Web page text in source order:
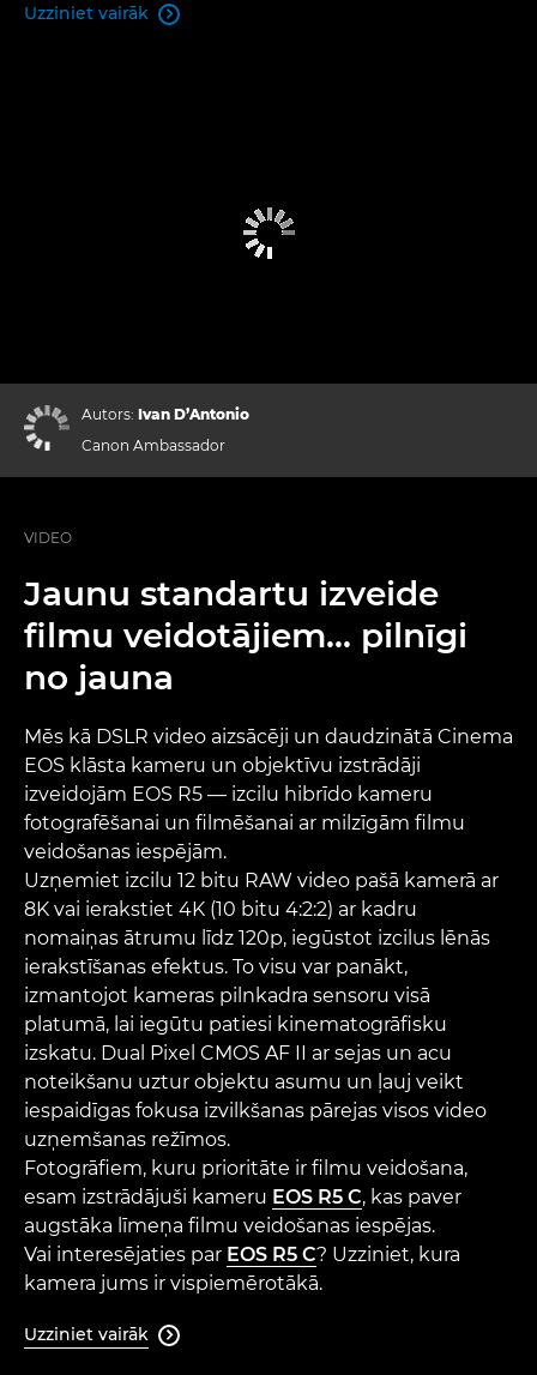
Uzziniet vairāk 
VIDEO
Jaunu standartu izveide
filmu veidotājiem... pilnīgi
no jauna
Mēs kā DSLR video aizsācēji un daudzinātā Cinema
EOS klāsta kameru un objektīvu izstrādāji
izveidojām EOS R5 — izcilu hibrīdo kameru
fotografēšanai un filmēšanai ar milzīgām filmu
veidošanas iespējām.
Uzņemiet izcilu 12 bitu RAW video pašā kamerā ar
8K vai ierakstiet 4K (10 bitu 4:2:2) ar kadru
nomaiņas ātrumu līdz 120p, iegūstot izcilus lēnās
ierakstīšanas efektus. To visu var panākt,
izmantojot kameras pilnkadra sensoru visā
platumā, lai iegūtu patiesi kinematogrāfisku
izskatu. Dual Pixel CMOS AF II ar sejas un acu
noteikšanu uztur objektu asumu un ļauj veikt
iespaidīgas fokusa izvilkšanas pārejas visos video
uzņemšanas režīmos.
Fotogrāfiem, kuru prioritāte ir filmu veidošana,
esam izstrādājuši kameru EOS R5 C, kas paver
augstāka līmeņa filmu veidošanas iespējas.
Vai interesējaties par EOS R5 C? Uzziniet, kura
kamera jums ir vispiemērotākā.
Uzziniet vairāk 
Autors: Ivan D’Antonio
Canon Ambassador